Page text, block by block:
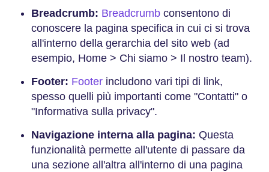
Breadcrumb: Breadcrumb consentono di
conoscere la pagina specifica in cui ci si trova
all'interno della gerarchia del sito web (ad
esempio, Home > Chi siamo > Il nostro team).
Footer: Footer includono vari tipi di link,
spesso quelli più importanti come "Contatti" o
"Informativa sulla privacy".
Navigazione interna alla pagina: Questa
funzionalità permette all'utente di passare da
una sezione all'altra all'interno di una pagina